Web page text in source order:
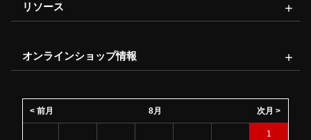
リソース
オンラインショップ情報
8月
< 前月 次月 >
1